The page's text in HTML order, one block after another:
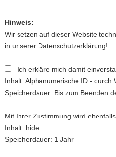
Hinweis:
Wir setzen auf dieser Website
in unserer Datenschutzerklärung!
Ich erkläre mich damit
Inhalt: Alphanumerische ID - durch
Speicherdauer: Bis zum Beenden
Mit Ihrer Zustimmung wird
Inhalt: hide
Speicherdauer: 1 Jahr
Startseite